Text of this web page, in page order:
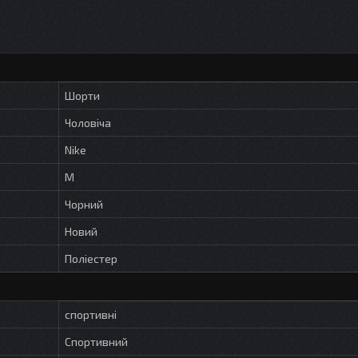
Шорти
Чоловіча
Nike
M
Чорний
Новий
Поліестер
спортивні
Спортивний